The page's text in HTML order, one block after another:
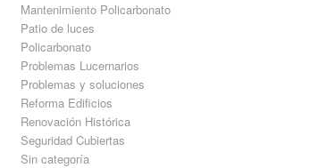
Mantenimiento Policarbonato
Patio de luces
Policarbonato
Problemas Lucernarios
Problemas y soluciones
Reforma Edificios
Renovación Histórica
Seguridad Cubiertas
Sin categoría